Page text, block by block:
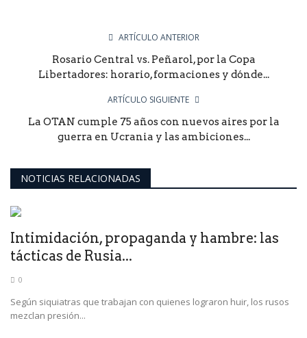
ARTÍCULO ANTERIOR
Rosario Central vs. Peñarol, por la Copa
Libertadores: horario, formaciones y dónde...
ARTÍCULO SIGUIENTE
La OTAN cumple 75 años con nuevos aires por la
guerra en Ucrania y las ambiciones...
NOTICIAS RELACIONADAS
Intimidación, propaganda y hambre: las
tácticas de Rusia...
0
Según siquiatras que trabajan con quienes lograron huir, los rusos
mezclan presión...